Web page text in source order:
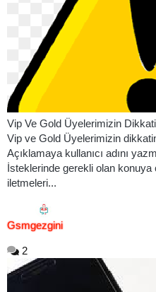
Vip Ve Gold Üyelerimizin
Vip ve Gold Üyelerimizin
Açıklamaya kullanıcı adını
İsteklerinde gerekli olan
iletmeleri...
Gsmgezgini
2